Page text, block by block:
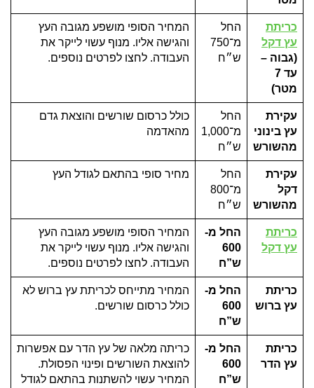
כריתת
עץ דקל
(גבוה –
עד 7
מטר)
החל
מ־750
ש״ח
המחיר הסופי מושפע מגובה העץ
והגישה אליו. מנוף עשוי לייקר את
העבודה. לחצו לפרטים נוספים.
עקירת
עץ בינוני
מהשורש
החל
מ־1,000
ש״ח
כולל כרסום שורשים והוצאת גדם
מהאדמה
עקירת
דקל
מהשורש
החל
מ־800
ש״ח
מחיר סופי בהתאם לגודל העץ
כריתת
עץ דקל
החל מ-
600
ש”ח
המחיר הסופי מושפע מגובה העץ
והגישה אליו. מנוף עשוי לייקר את
העבודה. לחצו לפרטים נוספים.
כריתת
עץ ברוש
החל מ-
600
ש”ח
המחיר מתייחס לכריתת עץ ברוש לא
כולל כרסום שורשים.
כריתת
עץ הדר
החל מ-
600
ש”ח
כריתה מלאה של עץ הדר עם אפשרות
להוצאת השורשים ופינוי הפסולת.
המחיר עשוי להשתנות בהתאם לגודל